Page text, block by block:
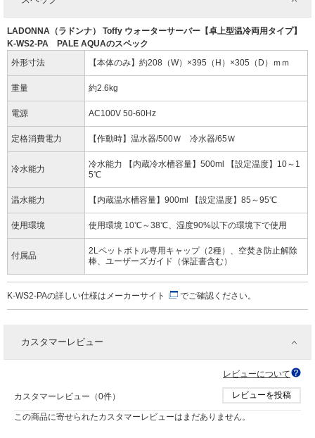
LADONNA（ラドンナ） Toffy ウォーターサーバー【卓上型温冷両用タイプ】
K-WS2-PA PALE AQUAのスペック
外形寸法
【本体のみ】約208（W）×395（H）×305（D）ｍｍ
重量 約2.6kg
電源 AC100V 50-60Hz
定格消費電力 【作動時】温水器/500Ｗ 冷水器/65Ｗ
冷水能力
冷水能力 【内蔵冷水槽容量】500ml 【設定温度】10～1
5℃
温水能力 【内蔵温水槽容量】900ml 【設定温度】85～95℃
使用環境 使用環境 10℃～38℃、湿度90%以下の環境下で使用
付属品
2Lペットボトル専用キャップ（2種）、空焚き防止解除
棒、ユーザーズガイド（保証書含む）
K-WS2-PAの詳しい仕様は メーカーサイト でご確認ください。
カスタマーレビュー
レビューについて
カスタマーレビュー（0件） レビューを投稿
この商品に寄せられたカスタマーレビューはまだありません。